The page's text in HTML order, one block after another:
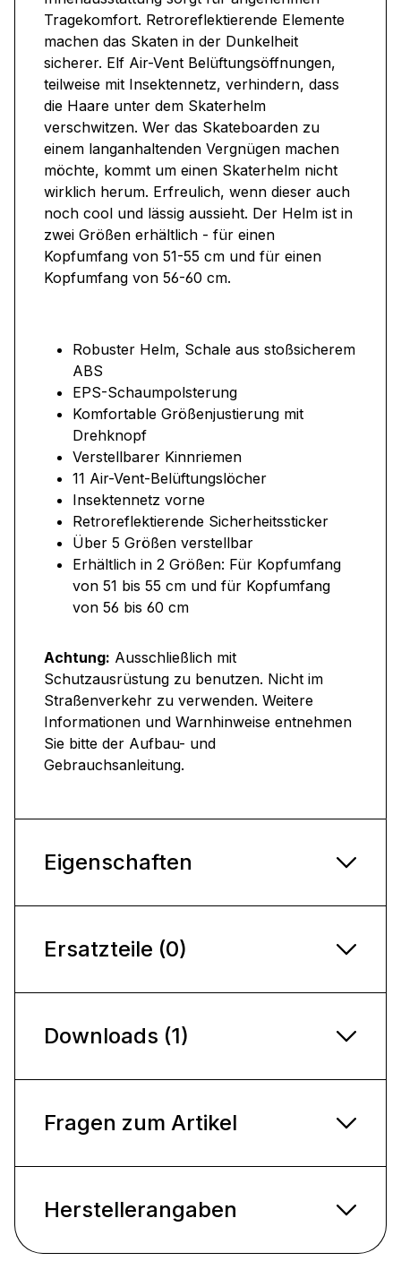
Tragekomfort. Retroreflektierende Elemente
machen das Skaten in der Dunkelheit
sicherer. Elf Air-Vent Belüftungsöffnungen,
teilweise mit Insektennetz, verhindern, dass
die Haare unter dem Skaterhelm
verschwitzen. Wer das Skateboarden zu
einem langanhaltenden Vergnügen machen
möchte, kommt um einen Skaterhelm nicht
wirklich herum. Erfreulich, wenn dieser auch
noch cool und lässig aussieht. Der Helm ist in
zwei Größen erhältlich - für einen
Kopfumfang von 51-55 cm und für einen
Kopfumfang von 56-60 cm.
Robuster Helm, Schale aus stoßsicherem
ABS
EPS-Schaumpolsterung
Komfortable Größenjustierung mit
Drehknopf
Verstellbarer Kinnriemen
11 Air-Vent-Belüftungslöcher
Insektennetz vorne
Retroreflektierende Sicherheitssticker
Über 5 Größen verstellbar
Erhältlich in 2 Größen: Für Kopfumfang
von 51 bis 55 cm und für Kopfumfang
von 56 bis 60 cm
Achtung: Ausschließlich mit
Schutzausrüstung zu benutzen. Nicht im
Straßenverkehr zu verwenden. Weitere
Informationen und Warnhinweise entnehmen
Sie bitte der Aufbau- und
Gebrauchsanleitung.
Eigenschaften
Ersatzteile (0)
Downloads (1)
Fragen zum Artikel
Herstellerangaben